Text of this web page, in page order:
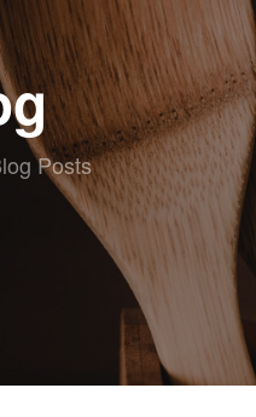
RECIPeatS
RECETAS
ESCRITAS
VIDEO
RECETAS
KIDS
Posts